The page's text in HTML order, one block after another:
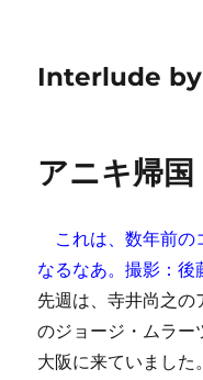
Interlude by
アニキ帰国
これは、数年前
なるなあ。撮影：後
先週は、寺井尚之
のジョージ・ムラー
大阪に来ていました。